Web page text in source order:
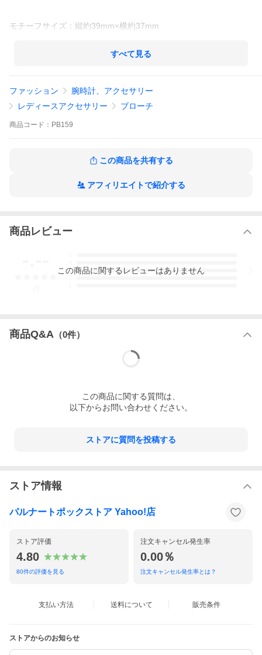
モチーフサイズ：縦約39mm×横約37mm
※注意※
こちらの商品は日本国内の弊社職人によってひとつひとつ手作業
で作られております。そのため、ひとつひとつの塗や表情が微妙
に異なる繊細な作りとなっております。
すべて見る
ファッション
腕時計、アクセサリー
レディースアクセサリー
ブローチ
商品 コード： PB159
この商品を共有する
アフィリエイトで紹介する
商品レビュー
3
この商品に関するレビューはありません
商品Q&A （0件）
この商品に関する質問は、
以下からお問い合わせください。
ストアに質問を投稿する
ストア情報
パルナートポックストア Yahoo!店
ストア評価
4.80
80件の評価を見る
注文キャンセル発生率
0.00％
注文キャンセル発生率とは？
支払い方法 送料について 販売条件
ストアからのお知らせ